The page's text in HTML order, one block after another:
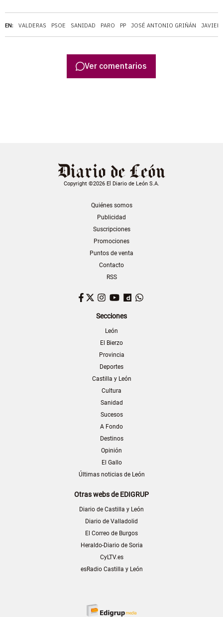
EN: VALDERAS PSOE SANIDAD PARO PP JOSÉ ANTONIO GRIÑÁN JAVIER
Ver comentarios
Copyright ©2026 El Diario de León S.A.
Quiénes somos
Publicidad
Suscripciones
Promociones
Puntos de venta
Contacto
RSS
Facebook
TwitterInstagram
YouTubeDailymotion
Secciones
León
El Bierzo
Provincia
Deportes
Castilla y León
Cultura
Sanidad
Sucesos
A Fondo
Destinos
Opinión
El Gallo
Últimas noticias de León
Otras webs de EDIGRUP
Diario de Castilla y León
Diario de Valladolid
El Correo de Burgos
Heraldo-Diario de Soria
CyLTV.es
esRadio Castilla y León